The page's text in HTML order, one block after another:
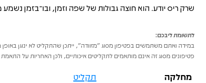
שרק ריס יודע. הוא חוצה גבולות של שפה וזמן, ובו־בזמן נשמע
לתשומת ליבכם:
במידה ואתם משתמשים בפטיפון מסוג "מזוודה", ייתכן שהתקליט לא ינוגן
פטיפונים מסוג זה אינם מותאמים לתקליטים איכותיים, ולכן האחריות על
מחלקה תקליט